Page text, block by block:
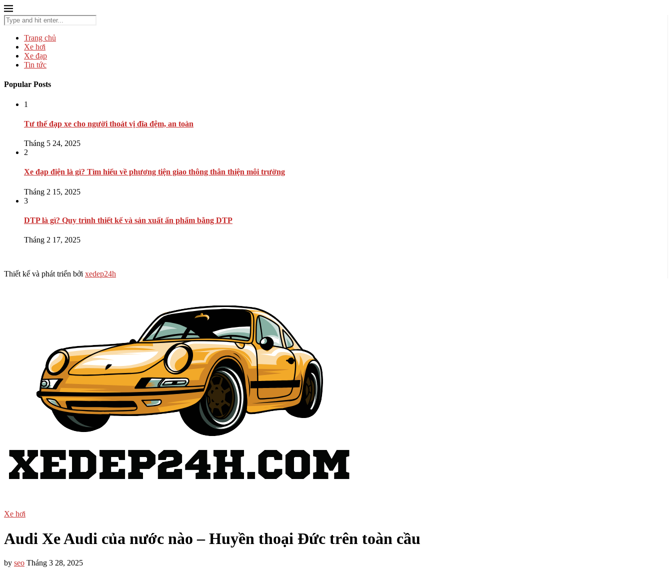
Trang chủ
Xe hơi
Xe đạp
Tin tức
Popular Posts
1
Tư thế đạp xe cho người thoát vị đĩa đệm, an toàn
Tháng 5 24, 2025
2
Xe đạp điện là gì? Tìm hiểu về phương tiện giao thông thân thiện môi trường
Tháng 2 15, 2025
3
DTP là gì? Quy trình thiết kế và sản xuất ấn phẩm bằng DTP
Tháng 2 17, 2025
Thiết kế và phát triển bởi xedep24h
Xe hơi
Audi Xe Audi của nước nào – Huyền thoại Đức trên toàn cầu
by seo Tháng 3 28, 2025